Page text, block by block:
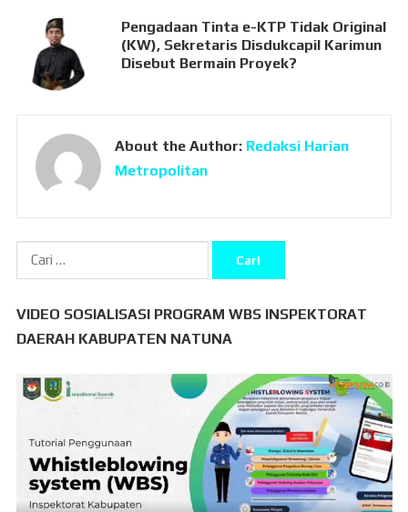
Pengadaan Tinta e-KTP Tidak Original
(KW), Sekretaris Disdukcapil Karimun
Disebut Bermain Proyek?
About the Author: Redaksi Harian
Metropolitan
Cari
untuk:
VIDEO SOSIALISASI PROGRAM WBS INSPEKTORAT
DAERAH KABUPATEN NATUNA